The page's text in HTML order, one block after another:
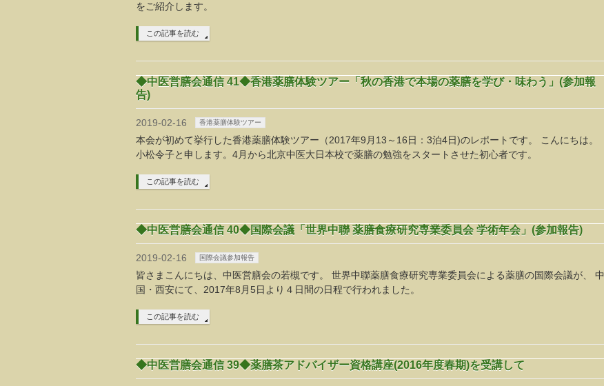
をご紹介します。
この記事を読む
◆中医営膳会通信 41◆香港薬膳体験ツアー「秋の香港で本場の薬膳を学び・味わう」(参加報
告)
2019-02-16 香港薬膳体験ツアー
本会が初めて挙行した香港薬膳体験ツアー（2017年9月13～16日：3泊4日)のレポートです。 こんにちは。
小松令子と申します。4月から北京中医大日本校で薬膳の勉強をスタートさせた初心者です。
この記事を読む
◆中医営膳会通信 40◆国際会議「世界中聯 薬膳食療研究専業委員会 学術年会」(参加報告)
2019-02-16 国際会議参加報告
皆さまこんにちは、中医営膳会の若槻です。 世界中聯薬膳食療研究専業委員会による薬膳の国際会議が、 中
国・西安にて、2017年8月5日より４日間の日程で行われました。
この記事を読む
◆中医営膳会通信 39◆薬膳茶アドバイザー資格講座(2016年度春期)を受講して